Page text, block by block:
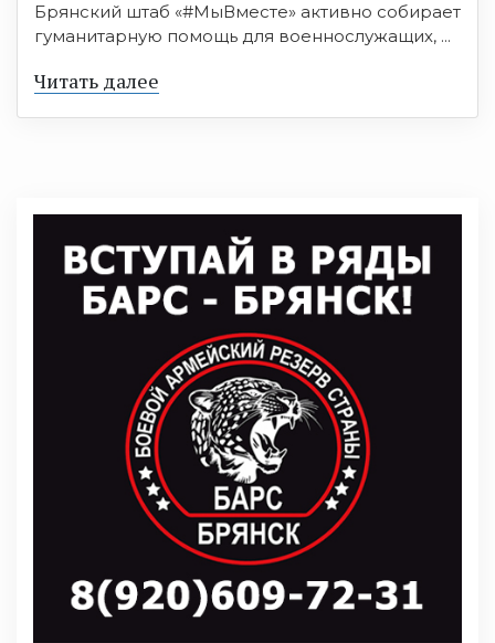
Брянский штаб «#МыВместе» активно собирает
гуманитарную помощь для военнослужащих, ...
Читать далее